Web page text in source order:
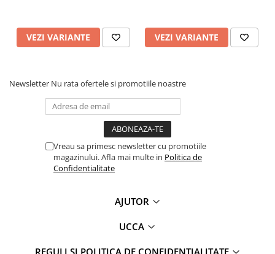
VEZI VARIANTE VEZI VARIANTE
Newsletter Nu rata ofertele si promotiile noastre
Vreau sa primesc newsletter cu promotiile
magazinului. Afla mai multe in Politica de
Confidentialitate
AJUTOR
UCCA
REGULI SI POLITICA DE CONFIDENTIALITATE